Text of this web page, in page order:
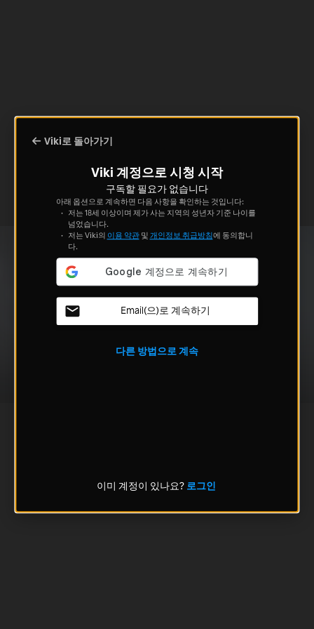
Viki로 돌아가기
Viki 계정으로 시청 시작
구독할 필요가 없습니다
아래 옵션으로 계속하면 다음 사항을 확인하는 것입니다:
저는 18세 이상이며 제가 사는 지역의 성년자 기준 나이를
넘었습니다.
저는 Viki의 이용 약관및 개인정보 취급방침에 동의합니
다.
Email(으)로 계속하기
다른 방법으로 계속
이미 계정이 있나요? 로그인